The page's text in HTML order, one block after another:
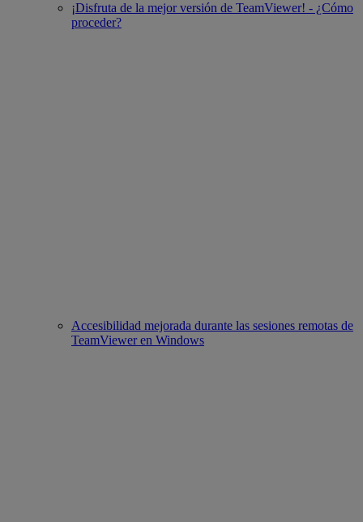
¡Disfruta de la mejor versión de TeamViewer! - ¿Cómo
proceder?
Accesibilidad mejorada durante las sesiones remotas de
TeamViewer en Windows